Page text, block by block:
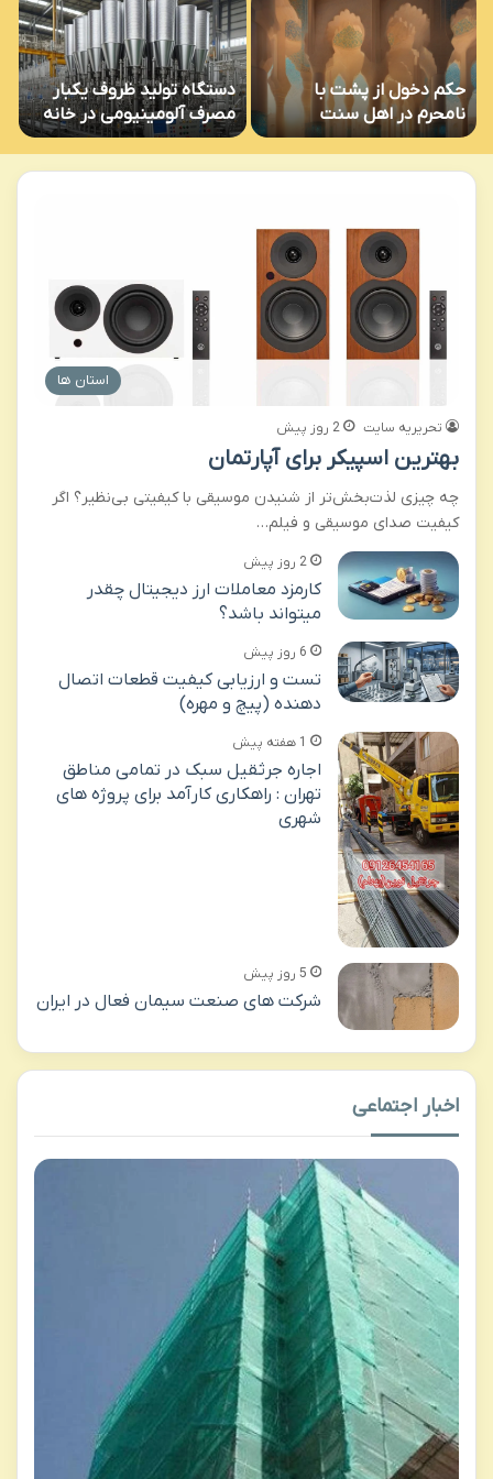
حکم دخول از پشت با
نامحرم در اهل سنت
چیست؟
دستگاه تولید ظروف یکبار
مصرف آلومینیومی در خانه
استان ها
تحریریه سایت 2 روز پیش
بهترین اسپیکر برای آپارتمان
چه چیزی لذت‌بخش‌تر از شنیدن موسیقی با کیفیتی بی‌نظیر؟ اگر
کیفیت صدای موسیقی و فیلم…
2 روز پیش
کارمزد معاملات ارز دیجیتال چقدر
میتواند باشد؟
6 روز پیش
تست و ارزیابی کیفیت قطعات اتصال
دهنده (پیچ و مهره)
1 هفته پیش
اجاره جرثقیل سبک در تمامی مناطق
تهران : راهکاری کارآمد برای پروژه های
شهری
5 روز پیش
شرکت های صنعت سیمان فعال در ایران
اخبار اجتماعی